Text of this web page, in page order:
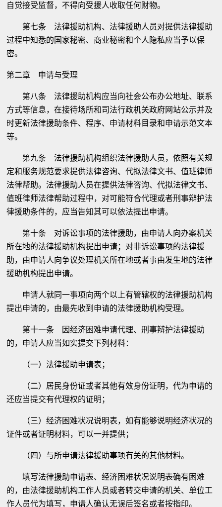
自觉接受监督，不得向受援人收取任何财物。
第七条 法律援助机构、法律援助人员对提供法律援助
过程中知悉的国家秘密、商业秘密和个人隐私应当予以保
密。
第二章 申请与受理
第八条 法律援助机构应当向社会公布办公地址、联系
方式等信息，在接待场所和司法行政机关政府网站公示并及
时更新法律援助条件、程序、申请材料目录和申请示范文本
等。
第九条 法律援助机构组织法律援助人员，依照有关规
定和服务规范要求提供法律咨询、代拟法律文书、值班律师
法律帮助。法律援助人员在提供法律咨询、代拟法律文书、
值班律师法律帮助过程中，对可能符合代理或者刑事辩护法
律援助条件的，应当告知其可以依法提出申请。
第十条 对诉讼事项的法律援助，由申请人向办案机关
所在地的法律援助机构提出申请；对非诉讼事项的法律援
助，由申请人向争议处理机关所在地或者事由发生地的法律
援助机构提出申请。
申请人就同一事项向两个以上有管辖权的法律援助机构
提出申请的，由最先收到申请的法律援助机构受理。
第十一条 因经济困难申请代理、刑事辩护法律援助
的，申请人应当如实提交下列材料：
（一）法律援助申请表；
（二）居民身份证或者其他有效身份证明，代为申请的
还应当提交有代理权的证明；
（三）经济困难状况说明表，如有能够说明经济状况的
证件或者证明材料，可以一并提供；
（四）与所申请法律援助事项有关的其他材料。
填写法律援助申请表、经济困难状况说明表确有困难
的，由法律援助机构工作人员或者转交申请的机关、单位工
作人员代为填写，申请人确认无误后签名或者按指印。